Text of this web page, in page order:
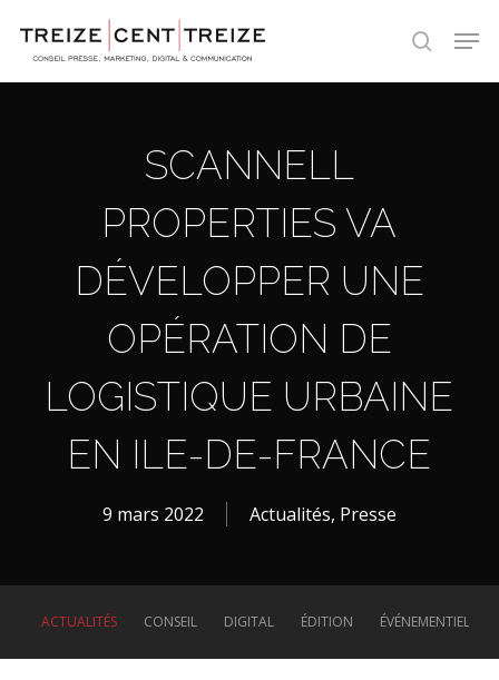
search
SCANNELL
PROPERTIES VA
DÉVELOPPER UNE
OPÉRATION DE
LOGISTIQUE URBAINE
EN ILE-DE-FRANCE
9 mars 2022 Actualités, Presse
ACTUALITÉS CONSEIL DIGITAL ÉDITION ÉVÉNEMENTIEL